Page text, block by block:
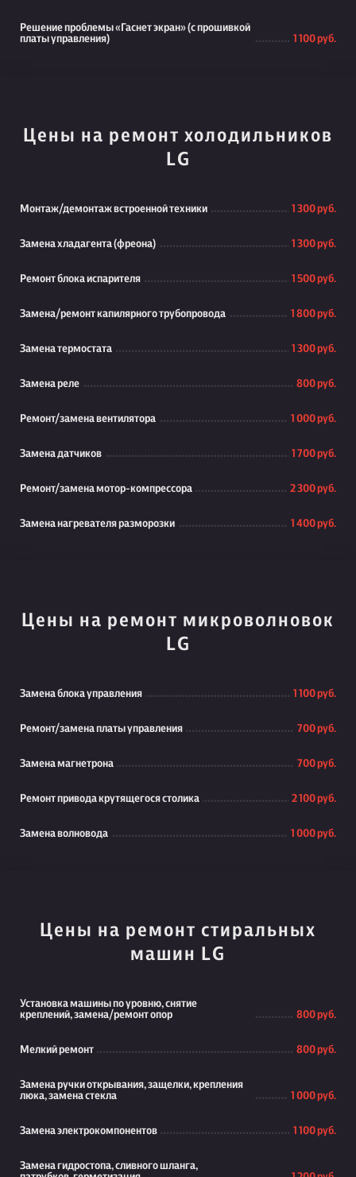
Решение проблемы «Гаснет экран» (с прошивкой
платы управления)
1 100 руб.
Цены на ремонт холодильников
LG
Монтаж/демонтаж встроенной техники 1 300 руб.
Замена хладагента (фреона) 1 300 руб.
Ремонт блока испарителя 1 500 руб.
Замена/ремонт капилярного трубопровода 1 800 руб.
Замена термостата 1 300 руб.
Замена реле 800 руб.
Ремонт/замена вентилятора 1 000 руб.
Замена датчиков 1 700 руб.
Ремонт/замена мотор-компрессора 2 300 руб.
Замена нагревателя разморозки 1 400 руб.
Цены на ремонт микроволновок
LG
Замена блока управления 1 100 руб.
Ремонт/замена платы управления 700 руб.
Замена магнетрона 700 руб.
Ремонт привода крутящегося столика 2 100 руб.
Замена волновода 1 000 руб.
Цены на ремонт стиральных
машин LG
Установка машины по уровню, снятие
креплений, замена/ремонт опор
800 руб.
Мелкий ремонт 800 руб.
Замена ручки открывания, защелки, крепления
люка, замена стекла
1 000 руб.
Замена электрокомпонентов 1 100 руб.
Замена гидростопа, сливного шланга,